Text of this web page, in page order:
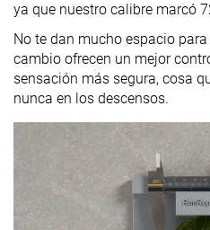
ya que nuestro calibre marcó
No te dan mucho espacio
cambio ofrecen un mejor
sensación más segura, cosa
nunca en los descensos.